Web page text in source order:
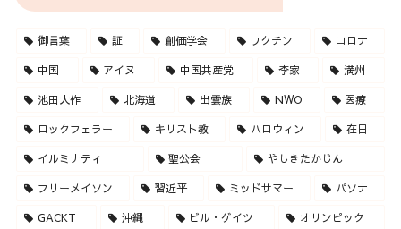
御言葉 証 創価学会 ワクチン コロナ
中国 アイヌ 中国共産党 李家 満州
池田大作 北海道 出雲族 NWO 医療
ロックフェラー キリスト教 ハロウィン 在日
イルミナティ 聖公会 やしきたかじん
フリーメイソン 習近平 ミッドサマー パソナ
GACKT 沖縄 ビル・ゲイツ オリンピック